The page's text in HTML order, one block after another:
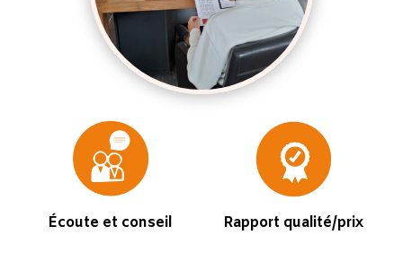
Écoute et conseil Rapport qualité/prix